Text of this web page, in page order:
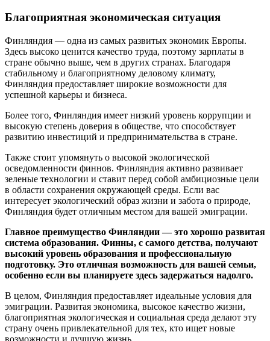
Благоприятная экономическая ситуация
Финляндия — одна из самых развитых экономик Европы.
Здесь высоко ценится качество труда, поэтому зарплаты в
стране обычно выше, чем в других странах. Благодаря
стабильному и благоприятному деловому климату,
Финляндия предоставляет широкие возможности для
успешной карьеры и бизнеса.
Более того, Финляндия имеет низкий уровень коррупции и
высокую степень доверия в обществе, что способствует
развитию инвестиций и предпринимательства в стране.
Также стоит упомянуть о высокой экологической
осведомленности финнов. Финляндия активно развивает
зеленые технологии и ставит перед собой амбициозные цели
в области сохранения окружающей среды. Если вас
интересует экологический образ жизни и забота о природе,
Финляндия будет отличным местом для вашей эмиграции.
Главное преимущество Финляндии — это хорошо развитая
система образования. Финны, с самого детства, получают
высокий уровень образования и профессиональную
подготовку. Это отличная возможность для вашей семьи,
особенно если вы планируете здесь задержаться надолго.
В целом, Финляндия предоставляет идеальные условия для
эмиграции. Развитая экономика, высокое качество жизни,
благоприятная экологическая и социальная среда делают эту
страну очень привлекательной для тех, кто ищет новые
возможности и лучшую жизнь.